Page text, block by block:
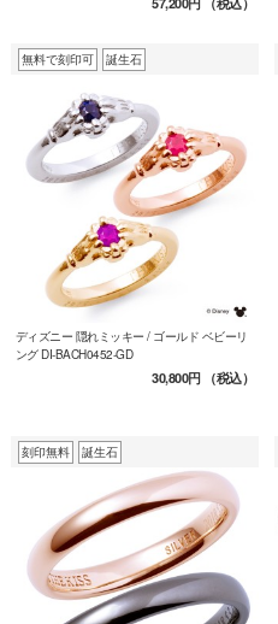
無料で刻印可 誕生石
ディズニー 隠れミッキー / ゴールド ベビーリ
ング DI-BACH0452-GD
30,800円（税込）
刻印無料 誕生石